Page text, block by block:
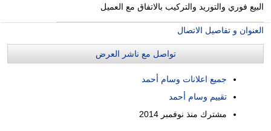
البيع فوري والتوريد والتركيب بالاتفاق مع العميل
العنوان و تفاصيل الاتصال
تواصل مع ناشر العرض
جميع اعلانات وسام أحمد
تقييم وسام أحمد
مشترك منذ نوفمبر 2014